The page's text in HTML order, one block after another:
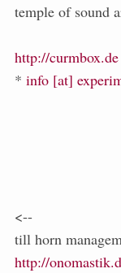
temple of sound
http://curmbox.de
* info [at]
<--
till horn
http://